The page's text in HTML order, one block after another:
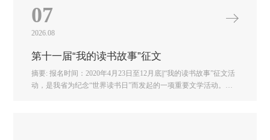
07
2026.08
第十一届“我的读书故事”征文
摘要: 报名时间：2020年4月23日至12月底||“我的读书故事”征文活
动，是我省为纪念“世界读书日”而发起的一项重要文学活动。第